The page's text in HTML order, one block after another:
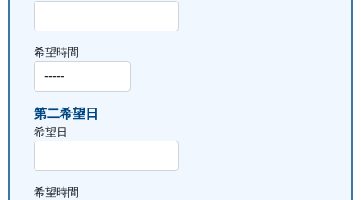
希望時間
第二希望日
希望日
希望時間